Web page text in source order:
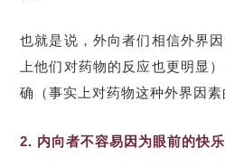
也就是说，外向者们相信外界
上他们对药物的反应也更明显
确（事实上对药物这种外界因素
2. 内向者不容易因为眼前的快乐